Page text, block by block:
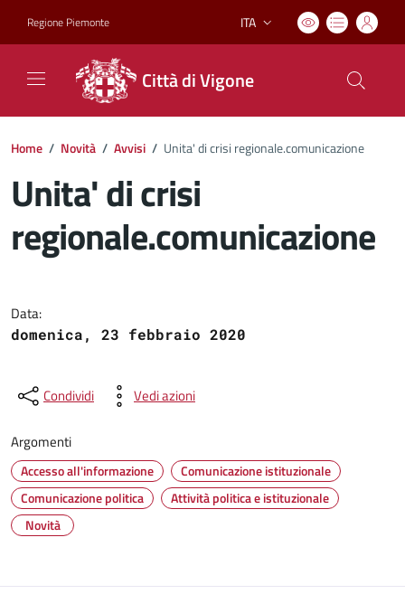
Regione Piemonte Lingua attiva:
ITA
Città di Vigone
Home / Novità / Avvisi / Unita' di crisi regionale.comunicazione
Unita' di crisi
regionale.comunicazione
Data:
domenica, 23 febbraio 2020
Condividi Vedi azioni
Argomenti
Accesso all'informazione
Comunicazione istituzionale
Comunicazione politica
Attività politica e istituzionale
Novità